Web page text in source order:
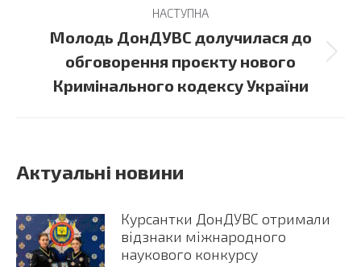
НАСТУПНА
Next
post:
Молодь ДонДУВС долучилася до
обговорення проєкту нового
Кримінального кодексу України
Актуальні новини
Курсантки ДонДУВС отримали
відзнаки міжнародного
наукового конкурсу